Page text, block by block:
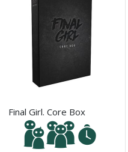
Final Girl. Core Box